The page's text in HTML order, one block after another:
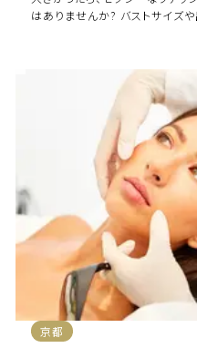
はありませんか? バストサイズ
京都